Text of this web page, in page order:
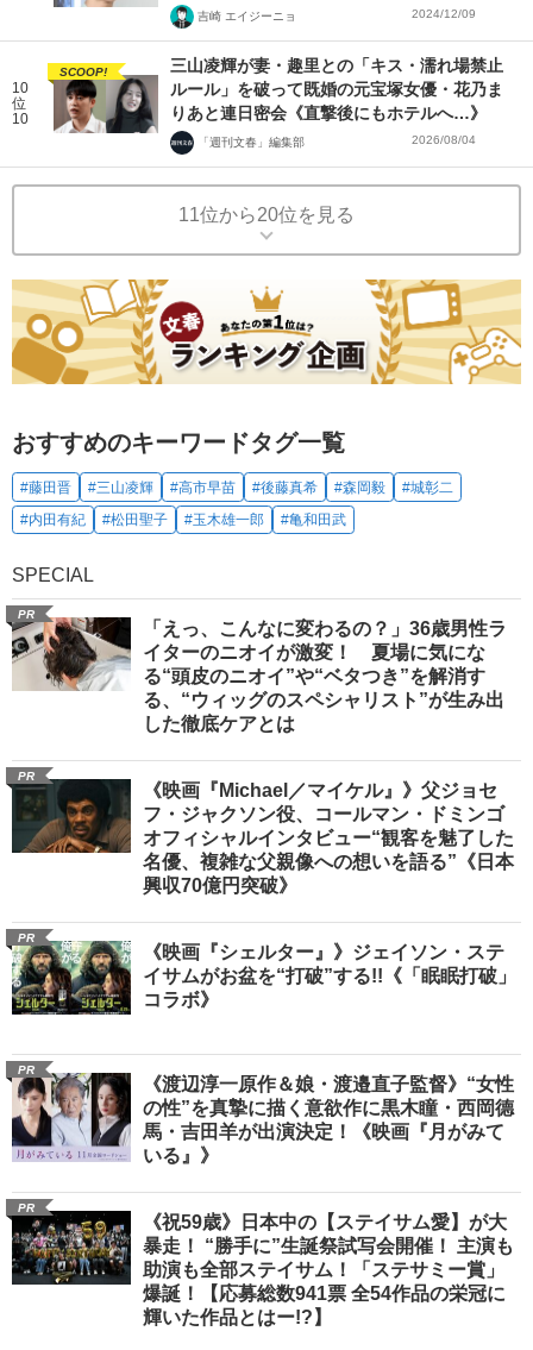
吉崎 エイジーニョ 2024/12/09
10
位
10
SCOOP!
三山凌輝が妻・趣里との「キス・濡れ場禁止
ルール」を破って既婚の元宝塚女優・花乃ま
りあと連日密会《直撃後にもホテルへ…》
「週刊文春」編集部 2026/08/04
11位から20位を見る
おすすめのキーワードタグ一覧
#藤田晋 #三山凌輝 #高市早苗 #後藤真希 #森岡毅
#城彰二
#内田有紀
#松田聖子 #玉木雄一郎 #亀和田武
SPECIAL
PR
「えっ、こんなに変わるの？」36歳男性ラ
イターのニオイが激変！ 夏場に気にな
る“頭皮のニオイ”や“ベタつき”を解消す
る、“ウィッグのスペシャリスト”が生み出
した徹底ケアとは
PR
《映画『Michael／マイケル』》父ジョセ
フ・ジャクソン役、コールマン・ドミンゴ
オフィシャルインタビュー“観客を魅了した
名優、複雑な父親像への想いを語る”《日本
興収70億円突破》
PR
《映画『シェルター』》ジェイソン・ステ
イサムがお盆を“打破”する!!《「眠眠打破」
コラボ》
PR
《渡辺淳一原作＆娘・渡邉直子監督》“女性
の性”を真摯に描く意欲作に黒木瞳・西岡德
馬・吉田羊が出演決定！《映画『月がみて
いる』》
PR
《祝59歳》日本中の【ステイサム愛】が大
暴走！ “勝手に”生誕祭試写会開催！ 主演も
助演も全部ステイサム！「ステサミー賞」
爆誕！【応募総数941票 全54作品の栄冠に
輝いた作品とはー!?】